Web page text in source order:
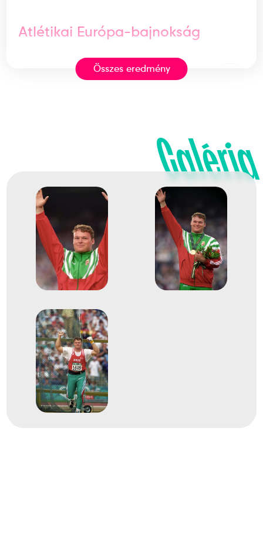
Atlétikai Európa-bajnokság
Dobószámok kalapácsvetés
Göteborg
Svédország
Atlétikai világbajnokság
Dobószámok kalapácsvetés 4
1997
Atlétikai világbajnokság
Összes eredmény
Galéria